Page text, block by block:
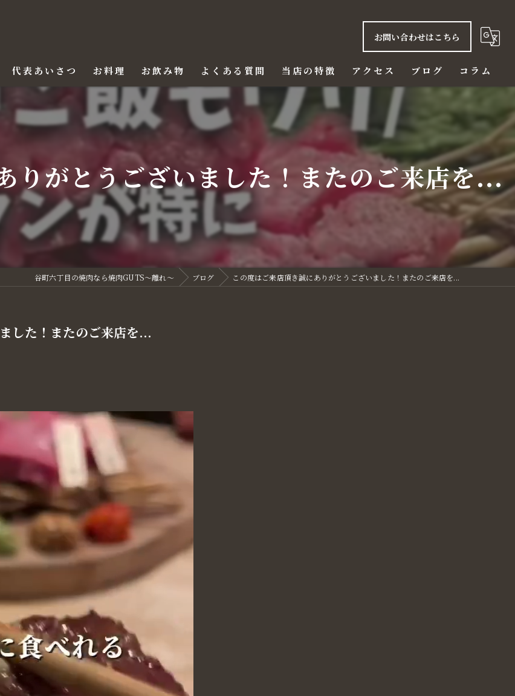
お問い合わせはこちら
代表あいさつ お料理 お飲み物 よくある質問 当店の特徴
ご飯
赤身
ハラミ
ディナー
アクセス ブログ コラム
りがとうございました！またのご来店を...
谷町六丁目の焼肉なら焼肉GUTS～離れ～ ブログ この度はご来店頂き誠にありがとうございました！またのご来店を...
した！またのご来店を...